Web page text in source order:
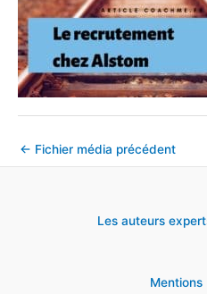
← Fichier média précédent
Les auteurs
Mentions